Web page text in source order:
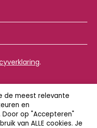
.
de meest relevante
en
op "Accepteren"
van ALLE cookies. Je